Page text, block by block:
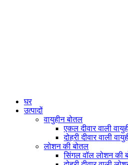
घर
उत्पादों
वायुहीन बोतल
एकल दीवार वाली
दोहरी दीवार वाली
लोशन की बोतल
सिंगल वॉल लोशन की